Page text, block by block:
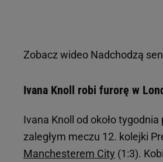
Zobacz wideo Nadchodzą
Ivana Knoll robi furorę w
Ivana Knoll od około
zaległym meczu 12. kolejki
Manchesterem City (1:3).